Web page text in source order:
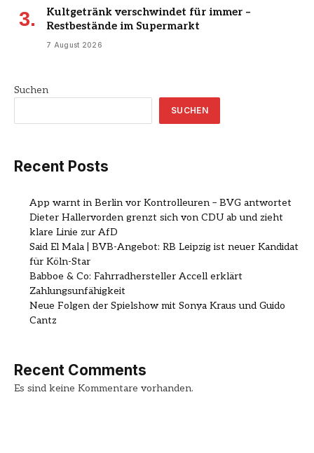
Kultgetränk verschwindet für immer –
Restbestände im Supermarkt
7 August 2026
Suchen
SUCHEN
Recent Posts
App warnt in Berlin vor Kontrolleuren – BVG antwortet
Dieter Hallervorden grenzt sich von CDU ab und zieht
klare Linie zur AfD
Said El Mala | BVB-Angebot: RB Leipzig ist neuer Kandidat
für Köln-Star
Babboe & Co: Fahrradhersteller Accell erklärt
Zahlungsunfähigkeit
Neue Folgen der Spielshow mit Sonya Kraus und Guido
Cantz
Recent Comments
Es sind keine Kommentare vorhanden.